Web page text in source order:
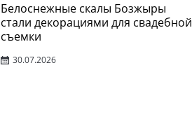
Белоснежные скалы Бозжыры
стали декорациями для свадебной
съемки
30.07.2026